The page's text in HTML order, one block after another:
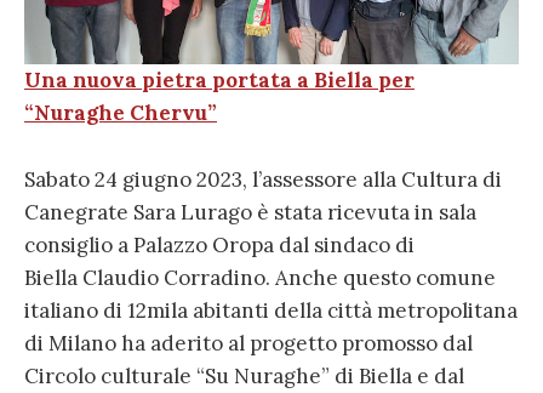
Una nuova pietra portata a Biella per
“Nuraghe Chervu”
Sabato 24 giugno 2023, l’assessore alla Cultura di
Canegrate Sara Lurago è stata ricevuta in sala
consiglio a Palazzo Oropa dal sindaco di
Biella Claudio Corradino. Anche questo comune
italiano di 12mila abitanti della città metropolitana
di Milano ha aderito al progetto promosso dal
Circolo culturale “Su Nuraghe” di Biella e dal